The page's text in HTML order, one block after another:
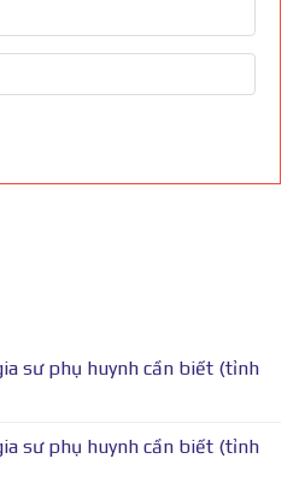
sư phụ huynh cần biết (tỉnh
sư phụ huynh cần biết (tỉnh